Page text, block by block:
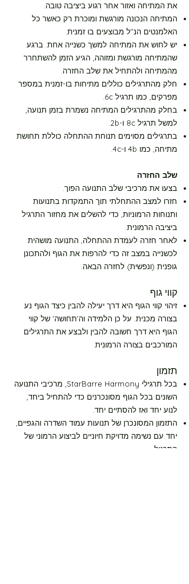
קבוצה
את המתיחה ואזור אחר רגוע ביציבה טובה.
המתיחה הנכונה מורגשת ומוכרת רק כאשר כל
האלמנטים הנ"ל מבוצעים בו זמנית.
יש לחוש את המתיחה למשך כשנייה אחת. ברגע
שהמתיחה מורגשת ומזוהה, הגיע הזמן להשתחרר
מהמתיחה ולהתחיל את שלב החזרה.
חלק מהתרגילים כוללים מתיחות בו-זמנית במספר
מפרקים, כמו תרגיל 6c.
בחלק מהתרגילים המתיחה נשמרת בזמן תנועה,
למשל תרגיל 8c ו-2b.
בתרגילים מסוימים תנוחת ההתחלה כוללת תחושת
מתיחה, כמו 4b ו-4c.
שלב החזרה
בצעו את מרכיבי שלב התנועה הפוך.
חזרו למצב ההתחלתי תוך התמקדות בתנועות
ותנוחות הרמוניות, כדי להשלים את מחזור התרגיל
ביציבה הרמונית.
לאחר חזרה לעמדת ההתחלה, התנועה מושהית
לכשנייה במצב זה כדי להרפות את הגוף ולהתכונן
גופנית (ונפשית) לחזרה הבאה.
קווי גוף
זיהוי קווי הגוף היא דרך יעילה להבין כיצד הגוף נע
בצורה מכנית. על כן הלמידה וה'תחושה' של קווי
הגוף היא דרך חשובה להבין ולבצע את התרגילים
המורכבים בצורה הרמונית.
תזמון
בכל תרגילי StarBarre Harmony, מרכיבי התנועה
השונים בכל הגוף מסונכרנים כדי להתחיל ביחד,
לנוע יחד ואז להסתיים יחד.
התזמון המסונכרן של תנועות עמוד השדרה והגפיים,
יחד עם נשימה מדויקת חיוניים לביצוע הרמוני של
התרגיל.